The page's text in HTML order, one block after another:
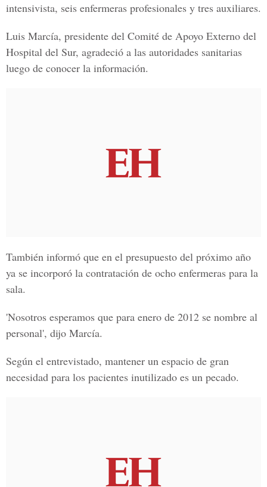
intensivista, seis enfermeras profesionales y tres auxiliares.
Luis Marcía, presidente del Comité de Apoyo Externo del
Hospital del Sur, agradeció a las autoridades sanitarias
luego de conocer la información.
También informó que en el presupuesto del próximo año
ya se incorporó la contratación de ocho enfermeras para la
sala.
'Nosotros esperamos que para enero de 2012 se nombre al
personal', dijo Marcía.
Según el entrevistado, mantener un espacio de gran
necesidad para los pacientes inutilizado es un pecado.